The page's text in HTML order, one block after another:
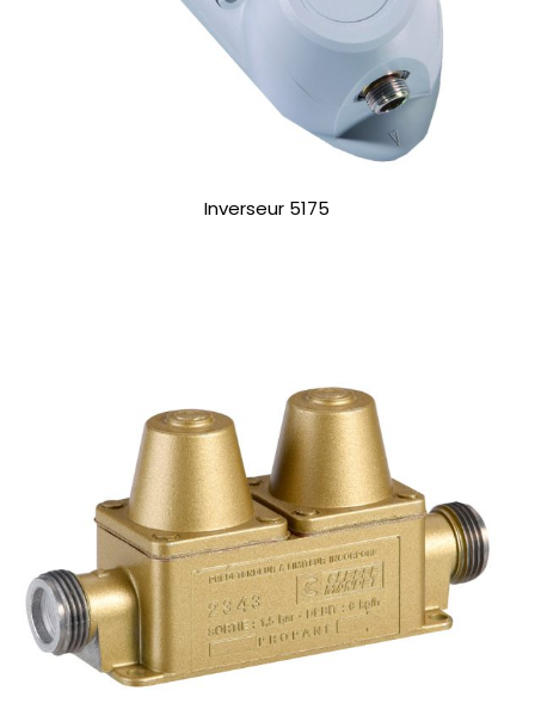
Inverseur 5175